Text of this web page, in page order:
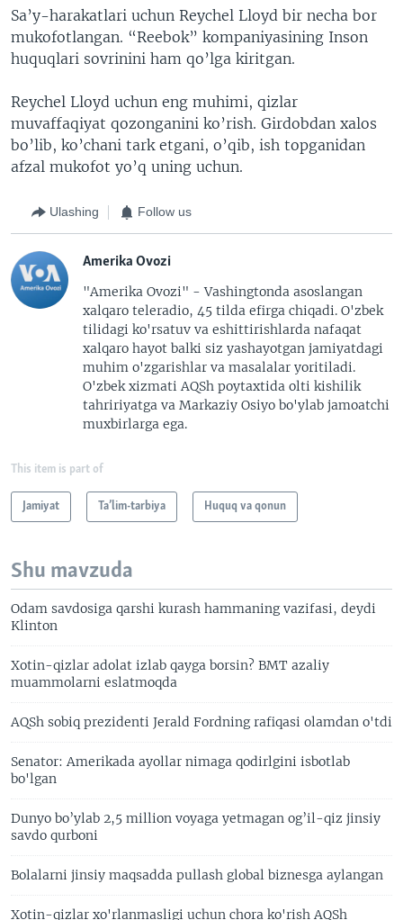
Sa’y-harakatlari uchun Reychel Lloyd bir necha bor
mukofotlangan. “Reebok” kompaniyasining Inson
huquqlari sovrinini ham qo’lga kiritgan.
Reychel Lloyd uchun eng muhimi, qizlar
muvaffaqiyat qozonganini ko’rish. Girdobdan xalos
bo’lib, ko’chani tark etgani, o’qib, ish topganidan
afzal mukofot yo’q uning uchun.
Ulashing Follow us
Amerika Ovozi
"Amerika Ovozi" - Vashingtonda asoslangan
xalqaro teleradio, 45 tilda efirga chiqadi. O'zbek
tilidagi ko'rsatuv va eshittirishlarda nafaqat
xalqaro hayot balki siz yashayotgan jamiyatdagi
muhim o'zgarishlar va masalalar yoritiladi.
O'zbek xizmati AQSh poytaxtida olti kishilik
tahririyatga va Markaziy Osiyo bo'ylab jamoatchi
muxbirlarga ega.
This item is part of
Jamiyat Ta’lim-tarbiya Huquq va qonun
Shu mavzuda
Odam savdosiga qarshi kurash hammaning vazifasi, deydi
Klinton
Xotin-qizlar adolat izlab qayga borsin? BMT azaliy
muammolarni eslatmoqda
AQSh sobiq prezidenti Jerald Fordning rafiqasi olamdan o'tdi
Senator: Amerikada ayollar nimaga qodirlgini isbotlab
bo'lgan
Dunyo bo’ylab 2,5 million voyaga yetmagan og’il-qiz jinsiy
savdo qurboni
Bolalarni jinsiy maqsadda pullash global biznesga aylangan
Xotin-qizlar xo'rlanmasligi uchun chora ko'rish AQSh